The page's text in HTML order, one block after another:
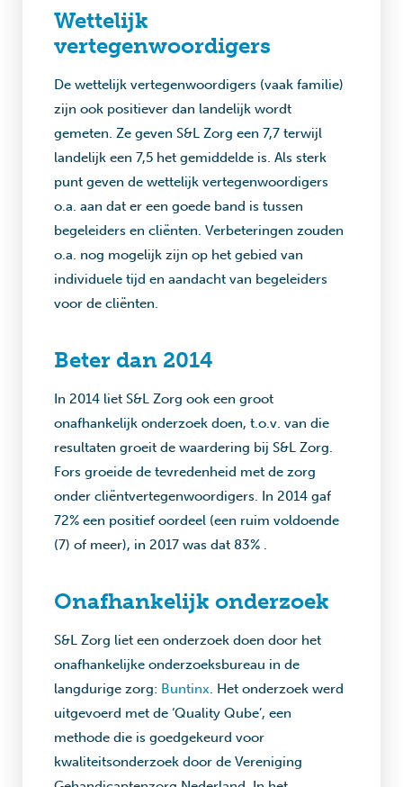
Wettelijk
vertegenwoordigers
De wettelijk vertegenwoordigers (vaak familie)
zijn ook positiever dan landelijk wordt
gemeten. Ze geven S&L Zorg een 7,7 terwijl
landelijk een 7,5 het gemiddelde is. Als sterk
punt geven de wettelijk vertegenwoordigers
o.a. aan dat er een goede band is tussen
begeleiders en cliënten. Verbeteringen zouden
o.a. nog mogelijk zijn op het gebied van
individuele tijd en aandacht van begeleiders
voor de cliënten.
Beter dan 2014
In 2014 liet S&L Zorg ook een groot
onafhankelijk onderzoek doen, t.o.v. van die
resultaten groeit de waardering bij S&L Zorg.
Fors groeide de tevredenheid met de zorg
onder cliëntvertegenwoordigers. In 2014 gaf
72% een positief oordeel (een ruim voldoende
(7) of meer), in 2017 was dat 83% .
Onafhankelijk onderzoek
S&L Zorg liet een onderzoek doen door het
onafhankelijke onderzoeksbureau in de
langdurige zorg: Buntinx. Het onderzoek werd
uitgevoerd met de ‘Quality Qube’, een
methode die is goedgekeurd voor
kwaliteitsonderzoek door de Vereniging